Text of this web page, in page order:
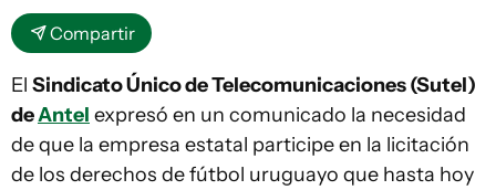
Compartir
El Sindicato Único de Telecomunicaciones (Sutel)
deAntel expresó en un comunicado la necesidad
de que la empresa estatal participe en la licitación
de los derechos de fútbol uruguayo que hasta hoy